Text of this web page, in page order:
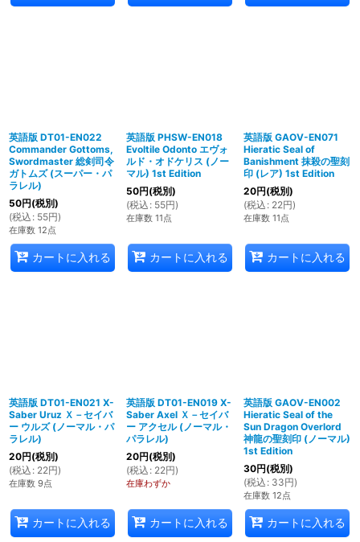
英語版 DT01-EN022
Commander Gottoms,
Swordmaster 総剣司令
ガトムズ (スーパー・パ
ラレル)
50円(税別)
(税込 : 55円)
在庫数 12点
カートに入れる
英語版 PHSW-EN018
Evoltile Odonto エヴォ
ルド・オドケリス (ノー
マル) 1st Edition
50円(税別)
(税込 : 55円)
在庫数 11点
カートに入れる
英語版 GAOV-EN071
Hieratic Seal of
Banishment 抹殺の聖刻
印 (レア) 1st Edition
20円(税別)
(税込 : 22円)
在庫数 11点
カートに入れる
英語版 DT01-EN021 X-
Saber Uruz Ｘ－セイバ
ー ウルズ (ノーマル・パ
ラレル)
20円(税別)
(税込 : 22円)
在庫数 9点
カートに入れる
英語版 DT01-EN019 X-
Saber Axel Ｘ－セイバ
ー アクセル (ノーマル・
パラレル)
20円(税別)
(税込 : 22円)
在庫わずか
カートに入れる
英語版 GAOV-EN002
Hieratic Seal of the
Sun Dragon Overlord
神龍の聖刻印 (ノーマル)
1st Edition
30円(税別)
(税込 : 33円)
在庫数 12点
カートに入れる